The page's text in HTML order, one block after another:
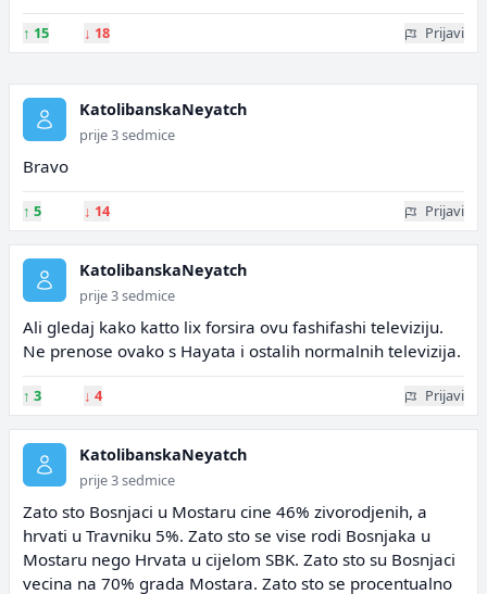
↑ 15 ↓ 18 Prijavi
KatolibanskaNeyatch
prije 3 sedmice
Bravo
↑ 5 ↓ 14 Prijavi
KatolibanskaNeyatch
prije 3 sedmice
Ali gledaj kako katto lix forsira ovu fashifashi televiziju.
Ne prenose ovako s Hayata i ostalih normalnih televizija.
↑ 3 ↓ 4 Prijavi
KatolibanskaNeyatch
prije 3 sedmice
Zato sto Bosnjaci u Mostaru cine 46% zivorodjenih, a
hrvati u Travniku 5%. Zato sto se vise rodi Bosnjaka u
Mostaru nego Hrvata u cijelom SBK. Zato sto su Bosnjaci
vecina na 70% grada Mostara. Zato sto se procentualno